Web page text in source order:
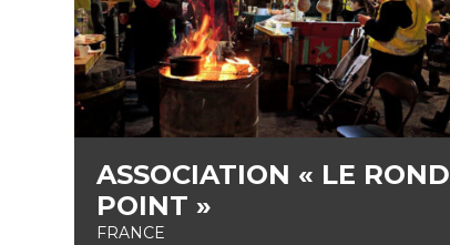
ASSOCIATION « LE ROND
POINT »
FRANCE